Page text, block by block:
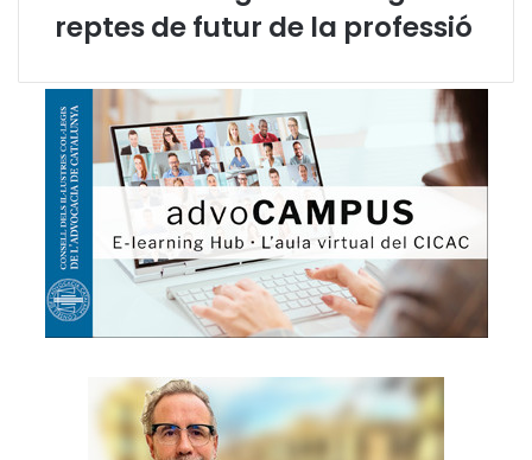
reptes de futur de la professió